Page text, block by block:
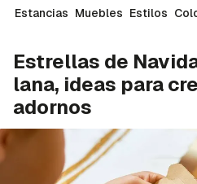
Manualidades
Estancias Muebles Estilos
Estrellas de
lana, ideas para
adornos